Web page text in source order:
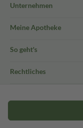
Unternehmen
Meine Apotheke
So geht's
Rechtliches